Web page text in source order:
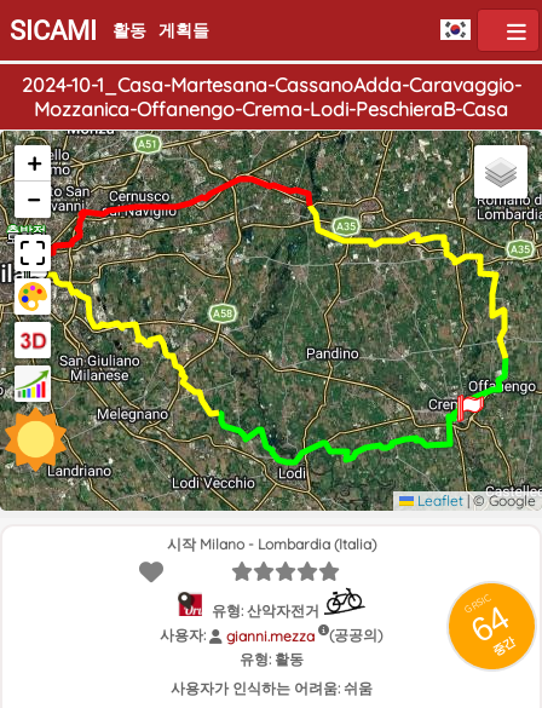
SICAMI 활동 게획들
2024-10-1_Casa-Martesana-CassanoAdda-Caravaggio-
Mozzanica-Offanengo-Crema-Lodi-PeschieraB-Casa
출발점
도착점
+
−
Leaflet |© Google
GRSIC
64
중간
시작 Milano - Lombardia (Italia)
유형: 산악자전거
사용자:
gianni.mezza
(공공의)
유형: 활동
사용자가 인식하는 어려움: 쉬움